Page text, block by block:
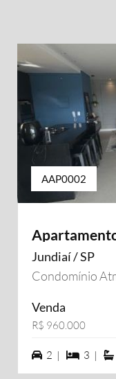
AAP0002
Jundiaí / SP
Condomínio
Venda
R$ 960.000
2 vagas na
2 | 33 |